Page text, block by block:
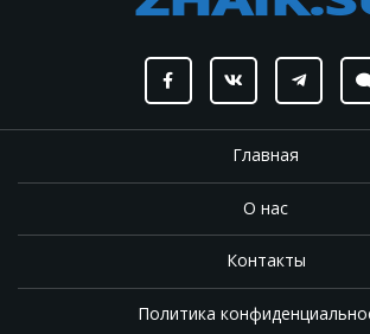
Главная
О нас
Контакты
Политика